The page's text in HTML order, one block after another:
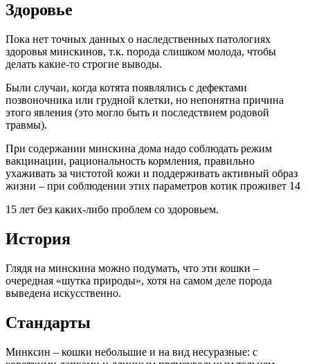
Здоровье
Пока нет точных данных о наследственных патологиях
здоровья минскинов, т.к. порода слишком молода, чтобы
делать какие-то строгие выводы.
Были случаи, когда котята появлялись с дефектами
позвоночника или грудной клетки, но непонятна причина
этого явления (это могло быть и последствием родовой
травмы).
При содержании минскина дома надо соблюдать режим
вакцинации, рациональность кормления, правильно
ухаживать за чистотой кожи и поддерживать активный образ
жизни – при соблюдении этих параметров котик проживет 14
15 лет без каких-либо проблем со здоровьем.
История
Глядя на минскина можно подумать, что эти кошки –
очередная «шутка природы», хотя на самом деле порода
выведена искусственно.
Стандарты
Минксин – кошки небольшие и на вид несуразные: с